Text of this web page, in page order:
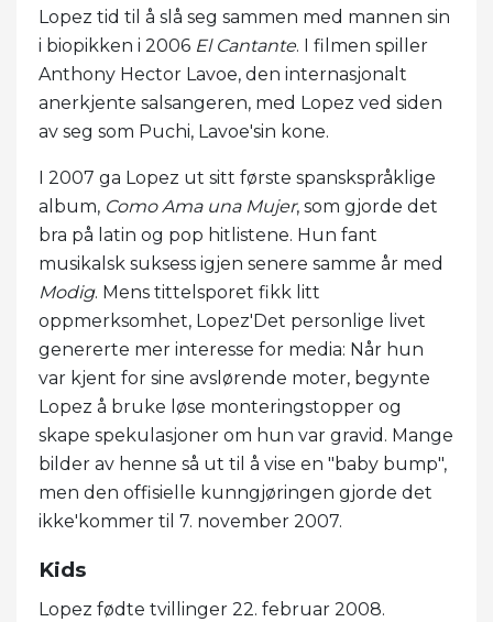
Lopez tid til å slå seg sammen med mannen sin
i biopikken i 2006 El Cantante. I filmen spiller
Anthony Hector Lavoe, den internasjonalt
anerkjente salsangeren, med Lopez ved siden
av seg som Puchi, Lavoe'sin kone.
I 2007 ga Lopez ut sitt første spanskspråklige
album, Como Ama una Mujer, som gjorde det
bra på latin og pop hitlistene. Hun fant
musikalsk suksess igjen senere samme år med
Modig. Mens tittelsporet fikk litt
oppmerksomhet, Lopez'Det personlige livet
genererte mer interesse for media: Når hun
var kjent for sine avslørende moter, begynte
Lopez å bruke løse monteringstopper og
skape spekulasjoner om hun var gravid. Mange
bilder av henne så ut til å vise en "baby bump",
men den offisielle kunngjøringen gjorde det
ikke'kommer til 7. november 2007.
Kids
Lopez fødte tvillinger 22. februar 2008.